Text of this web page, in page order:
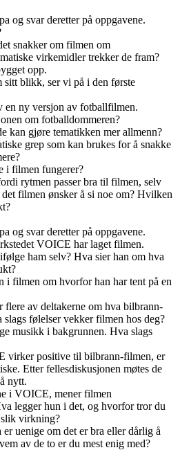
og svar deretter på oppgavene.
snakker om filmen om
virkemidler trekker de fram?
opp.
blikk, ser vi på i den første
en ny versjon av fotballfilmen.
om fotballdommeren?
kan gjøre tematikken mer allmenn?
grep som kan brukes for å snakke
i filmen fungerer?
rytmen passer bra til filmen, selv
filmen ønsker å si noe om? Hvilken
og svar deretter på oppgavene.
VOICE har laget filmen.
ham selv? Hva sier han om hva
i filmen om hvorfor han har tent på en
flere av deltakerne om hva bilbrann-
følelser vekker filmen hos deg?
musikk i bakgrunnen. Hva slags
virker positive til bilbrann-filmen, er
Etter fellesdiskusjonen møtes de
nytt.
i VOICE, mener filmen
legger hun i det, og hvorfor tror du
virkning?
uenige om det er bra eller dårlig å
av de to er du mest enig med?